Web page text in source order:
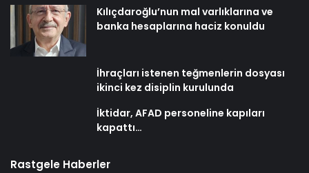
Kılıçdaroğlu’nun mal varlıklarına ve
banka hesaplarına haciz konuldu
İhraçları istenen teğmenlerin dosyası
ikinci kez disiplin kurulunda
İktidar, AFAD personeline kapıları
kapattı…
Rastgele Haberler